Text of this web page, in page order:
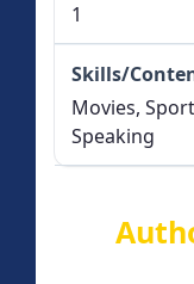
1
Movies,
Speaking